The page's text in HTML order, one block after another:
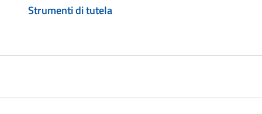
Strumenti di tutela